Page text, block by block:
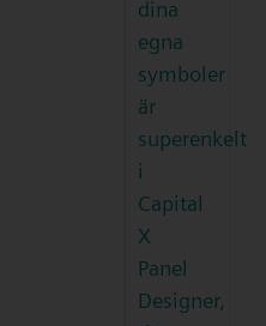
dina
egna
symboler
är
superenkelt
i
Capital
X
Panel
Designer,